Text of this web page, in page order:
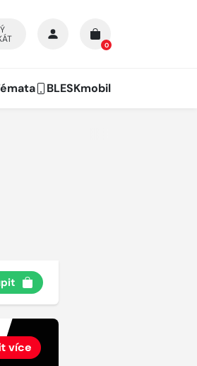
0
BLESKmobil